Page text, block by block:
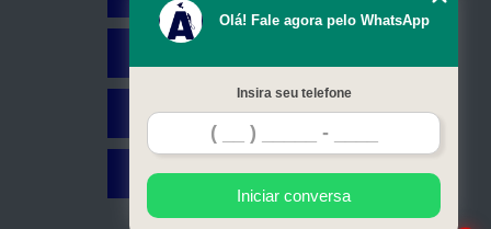
Contato
Mapa do site
Olá! Fale agora pelo WhatsApp
Insira seu telefone
Iniciar conversa